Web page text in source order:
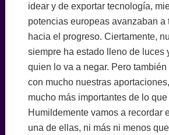
idear y de exportar tecnología,
potencias europeas avanzaban a
hacia el progreso. Ciertamente,
siempre ha estado lleno de luces
quien lo va a negar. Pero
con mucho nuestras
mucho más importantes de lo
Humildemente vamos a recordar
una de ellas, ni más ni menos que